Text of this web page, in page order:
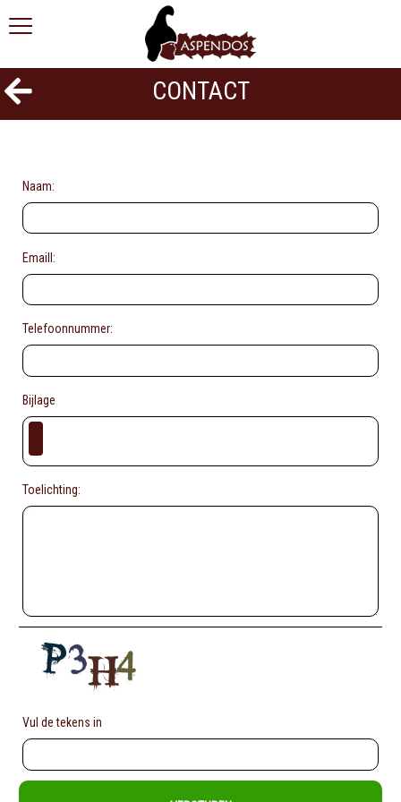
CONTACT
Naam:
Emaill:
Telefoonnummer:
Bijlage
Toelichting:
Vul de tekens in